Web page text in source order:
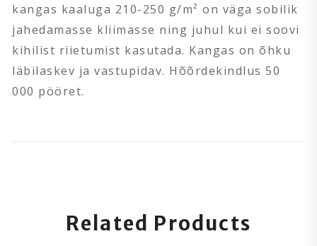
kangas kaaluga 210-250 g/m² on väga sobilik
jahedamasse kliimasse ning juhul kui ei soovi
kihilist riietumist kasutada. Kangas on õhku
läbilaskev ja vastupidav. Hõõrdekindlus 50
000 pööret.
Related Products